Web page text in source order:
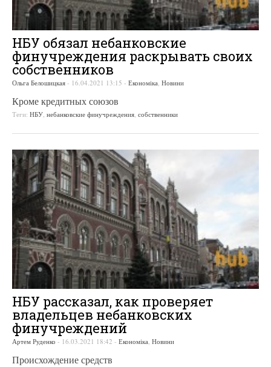
НБУ обязал небанковские
финучреждения раскрывать своих
собственников
Ольга Белошицкая - 16.04.2021 13:15 - Економіка Новини
Кроме кредитных союзов
Теги: НБУ небанковские финучреждения собственники
НБУ рассказал, как проверяет
владельцев небанковских
финучреждений
Артем Руденко - 16.03.2021 18:42 - Економіка, Новини
Происхождение средств